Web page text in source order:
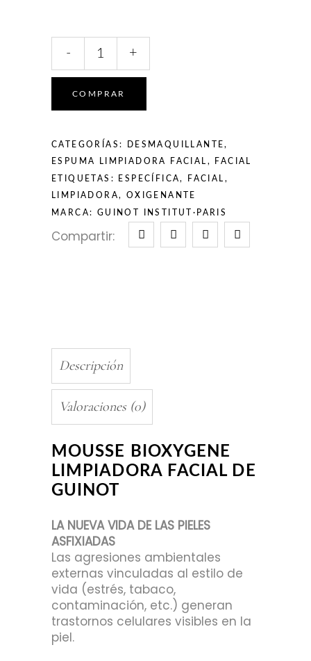
- +
COMPRAR
CATEGORÍAS: DESMAQUILLANTE,
ESPUMA LIMPIADORA FACIAL , FACIAL
ETIQUETAS: ESPECÍFICA, FACIAL ,
LIMPIADORA, OXIGENANTE
MARCA: GUINOT INSTITUT·PARIS
Compartir:
Descripción
Valoraciones (0)
MOUSSE BIOXYGENE
LIMPIADORA FACIAL DE
GUINOT
LA NUEVA VIDA DE LAS PIELES
ASFIXIADAS
Las agresiones ambientales
externas vinculadas al estilo de
vida (estrés, tabaco,
contaminación, etc.) generan
trastornos celulares visibles en la
piel.